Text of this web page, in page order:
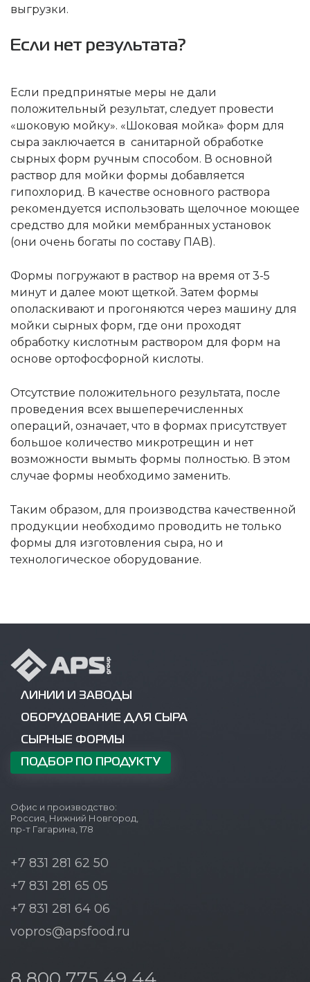
выгрузки.
Если нет результата?
Если предпринятые меры не дали
положительный результат, следует провести
«шоковую мойку». «Шоковая мойка» форм для
сыра заключается в санитарной обработке
сырных форм ручным способом. В основной
раствор для мойки формы добавляется
гипохлорид. В качестве основного раствора
рекомендуется использовать щелочное моющее
средство для мойки мембранных установок
(они очень богаты по составу ПАВ).
Формы погружают в раствор на время от 3-5
минут и далее моют щеткой. Затем формы
ополаскивают и прогоняются через машину для
мойки сырных форм, где они проходят
обработку кислотным раствором для форм на
основе ортофосфорной кислоты.
Отсутствие положительного результата, после
проведения всех вышеперечисленных
операций, означает, что в формах присутствует
большое количество микротрещин и нет
возможности вымыть формы полностью. В этом
случае формы необходимо заменить.
Таким образом, для производства качественной
продукции необходимо проводить не только
формы для изготовления сыра, но и
технологическое оборудование.
ЛИНИИ И ЗАВОДЫ
ОБОРУДОВАНИЕ ДЛЯ СЫРА
СЫРНЫЕ ФОРМЫ
ПОДБОР ПО ПРОДУКТУ
Офис и производство:
Россия, Нижний Новгород,
пр-т Гагарина, 178
+7 831 281 62 50
+7 831 281 65 05
+7 831 281 64 06
vopros@apsfood.ru